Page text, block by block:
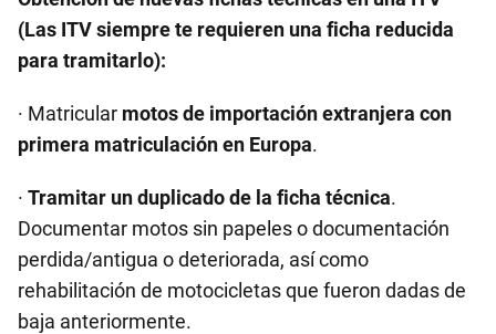
(Las ITV siempre te requieren una ficha reducida
para tramitarlo):
· Matricular motos de importación extranjera con
primera matriculación en Europa.
· Tramitar un duplicado de la ficha técnica.
Documentar motos sin papeles o documentación
perdida/antigua o deteriorada, así como
rehabilitación de motocicletas que fueron dadas de
baja anteriormente.